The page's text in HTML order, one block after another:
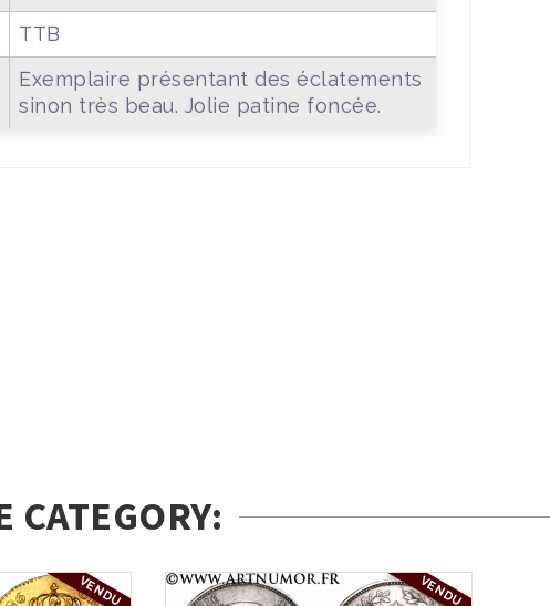
TTB
Exemplaire présentant des éclatements
sinon très beau. Jolie patine foncée.
CATEGORY:
VENDU VENDU